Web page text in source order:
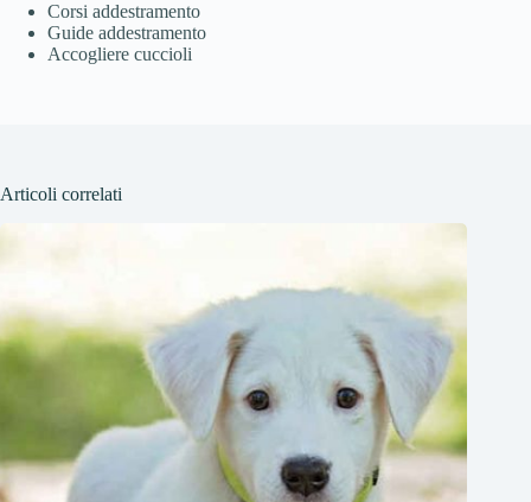
Corsi addestramento
Guide addestramento
Accogliere cuccioli
Articoli correlati